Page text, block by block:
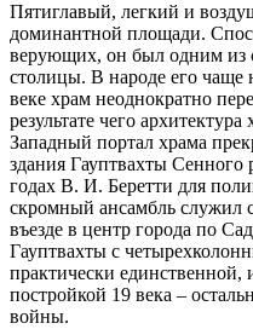
Пятиглавый, легкий и
доминантной площади.
верующих, он был одним из
столицы. В народе его
веке храм неоднократно
результате чего
Западный портал храма
здания Гауптвахты Сенного
годах В. И. Беретти для
скромный ансамбль служил
въезде в центр города по
Гауптвахты с
практически
постройкой 19 века –
войны.